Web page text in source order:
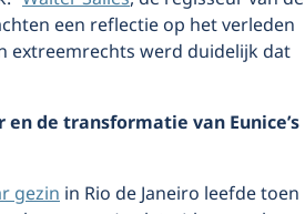
een reflectie op het verleden
extreemrechts werd duidelijk dat
de transformatie van Eunice’s
gezinin Rio de Janeiro leefde toen